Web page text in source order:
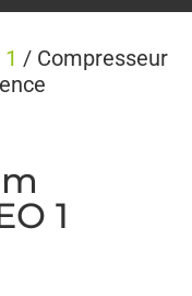
/ Compresseur
1